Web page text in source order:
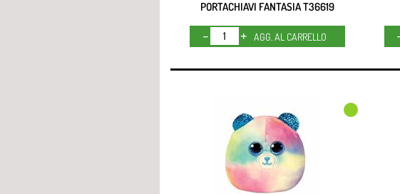
PORTACHIAVI FANTASIA T36619
Quantità
AGG. AL CARRELLO